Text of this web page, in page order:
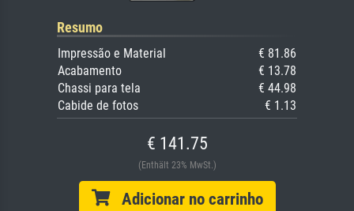
Resumo
Impressão e Material
€ 81.86
Acabamento
€ 13.78
Chassi para tela
€ 44.98
Cabide de fotos
€ 1.13
€ 141.75
(Enthält 23% MwSt.)
Adicionar no carrinho